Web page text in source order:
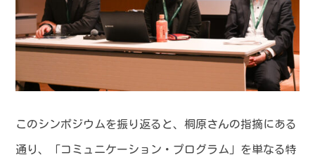
このシンポジウムを振り返ると、桐原さんの指摘にある
通り、「コミュニケーション・プログラム」を単なる特